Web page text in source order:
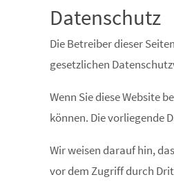
Datenschutz
Die Betreiber dieser
gesetzlichen
Wenn Sie diese Website
können. Die vorliegende
Wir weisen darauf hin,
vor dem Zugriff durch